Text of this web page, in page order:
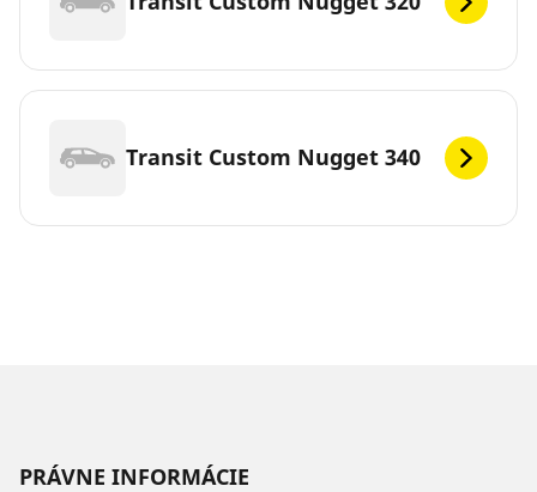
Transit Custom Nugget 340
PRÁVNE INFORMÁCIE